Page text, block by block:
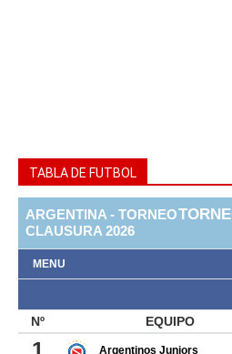
TABLA DE FUTBOL